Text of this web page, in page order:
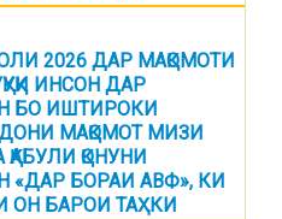
2026 ДАР МАҚОМОТИ
ИНСОН ДАР
БО ИШТИРОКИ
МАҚОМОТ МИЗИ
ҚОНУНИ
БОРАИ АВФ», КИ
ОН БАРОИ ТАҲКИ